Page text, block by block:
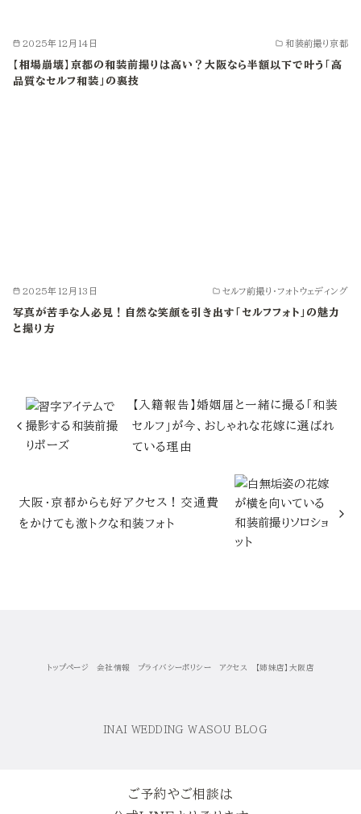
2025年12月14日 和装前撮り京都
【相場崩壊】京都の和装前撮りは高い？大阪なら半額以下で叶う「高
品質なセルフ和装」の裏技
2025年12月13日 セルフ前撮り・フォトウェディング
写真が苦手な人必見！自然な笑顔を引き出す「セルフフォト」の魅力
と撮り方
【入籍報告】婚姻届と一緒に撮る「和装
セルフ」が今、おしゃれな花嫁に選ばれ
ている理由
大阪・京都からも好アクセス！交通費
をかけても激トクな和装フォト
トップページ 会社情報 プライバシーポリシー アクセス 【姉妹店】大阪店
ご予約やご相談は